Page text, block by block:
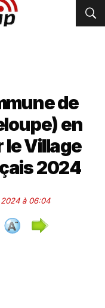
de
en
Village
2024
à 06:04